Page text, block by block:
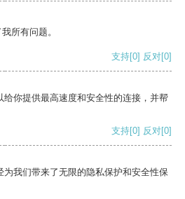
所有问题。
支持[0] 反对[0]
你提供最高速度和安全性的连接，并帮
支持[0] 反对[0]
我们带来了无限的隐私保护和安全性保